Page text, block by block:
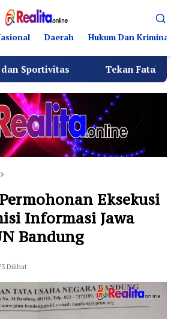
Daerah Hukum Dan Kriminal
Tekan Fatalitas Kecelakaan,
Eksekusi
Informasi Jawa
Bandung
Dilihat